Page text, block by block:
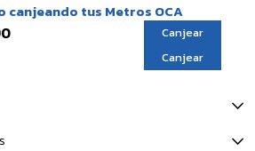
tus Metros OCA
Canjear
Canjear